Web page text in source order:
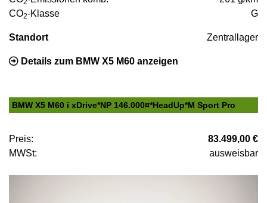
CO2-Klasse G
Standort Zentrallager
Details zum BMW X5 M60 anzeigen
BMW X5 M60 i xDrive*NP 146.000¤*HeadUp*M Sport Pro
Preis:
83.499,00 €
MWSt:
ausweisbar